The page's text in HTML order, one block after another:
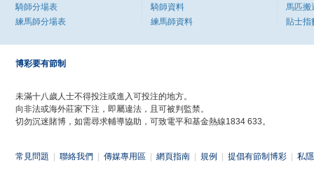
騎師分場表
練馬師分場表
騎師資料
練馬師資料
馬匹搬
貼士指
博彩要有節制
未滿十八歲人士不得投注或進入可投注的地方。
向非法或海外莊家下注，即屬違法，且可被判監禁。
切勿沉迷賭博，如需尋求輔導協助，可致電平和基金熱線1834 633。
常見問題 聯絡我們 傳媒專用區 網頁指南 規例 提倡有節制博彩 私